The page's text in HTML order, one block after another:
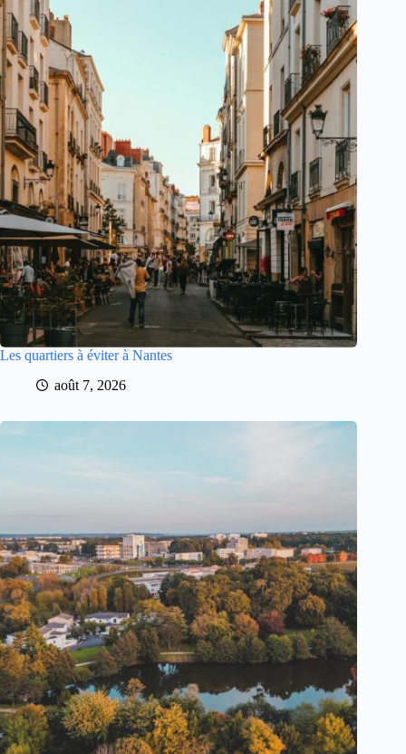
Les quartiers à éviter à Nantes
août 7, 2026